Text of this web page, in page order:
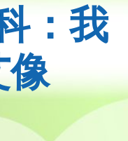
：我
像